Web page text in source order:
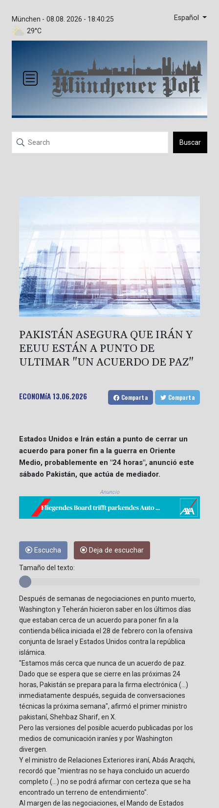
München -
29°C
08.08. 2026 - 18:40:25 Español
Buscar
PAKISTÁN ASEGURA QUE IRÁN Y
EEUU ESTÁN A PUNTO DE
ULTIMAR "UN ACUERDO DE PAZ"
ECONOMíA13.06.2026 Comparta Comparta
Estados Unidos e Irán están a punto de cerrar un
acuerdo para poner fin a la guerra en Oriente
Medio, probablemente en "24 horas", anunció este
sábado Pakistán, que actúa de mediador.
Anuncio
Escucha Deja de escuchar
Tamaño del texto:
Después de semanas de negociaciones en punto muerto,
Washington y Teherán hicieron saber en los últimos días
que estaban cerca de un acuerdo para poner fin a la
contienda bélica iniciada el 28 de febrero con la ofensiva
conjunta de Israel y Estados Unidos contra la república
islámica.
"Estamos más cerca que nunca de un acuerdo de paz.
Dado que se espera que se cierre en las próximas 24
horas, Pakistán se prepara para la firma electrónica (...)
inmediatamente después, seguida de conversaciones
técnicas la próxima semana", afirmó el primer ministro
pakistaní, Shehbaz Sharif, en X.
Pero las versiones del posible acuerdo publicadas por los
medios de comunicación iraníes y por Washington
divergen.
Y el ministro de Relaciones Exteriores iraní, Abás Araqchi,
recordó que "mientras no se haya concluido un acuerdo
completo (...) no se podrá afirmar con certeza que se ha
encontrado un terreno de entendimiento".
Al margen de las negociaciones, el Mando de Estados